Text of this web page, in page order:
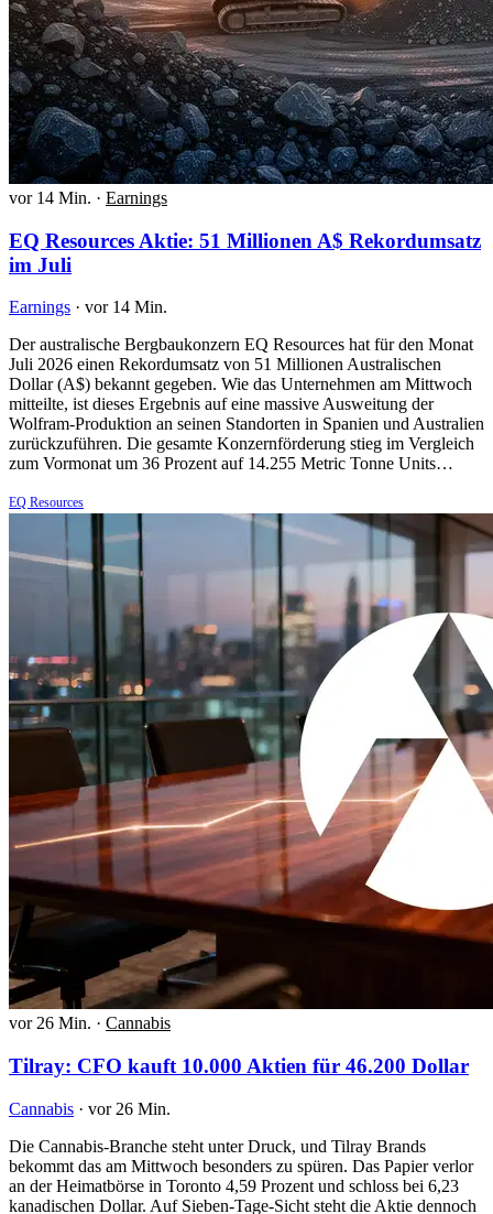
vor 14 Min. · Earnings
EQ Resources Aktie: 51 Millionen A$ Rekordumsatz
im Juli
Earnings · vor 14 Min.
Der australische Bergbaukonzern EQ Resources hat für den Monat
Juli 2026 einen Rekordumsatz von 51 Millionen Australischen
Dollar (A$) bekannt gegeben. Wie das Unternehmen am Mittwoch
mitteilte, ist dieses Ergebnis auf eine massive Ausweitung der
Wolfram-Produktion an seinen Standorten in Spanien und Australien
zurückzuführen. Die gesamte Konzernförderung stieg im Vergleich
zum Vormonat um 36 Prozent auf 14.255 Metric Tonne Units…
EQ Resources
vor 26 Min. · Cannabis
Tilray: CFO kauft 10.000 Aktien für 46.200 Dollar
Cannabis · vor 26 Min.
Die Cannabis-Branche steht unter Druck, und Tilray Brands
bekommt das am Mittwoch besonders zu spüren. Das Papier verlor
an der Heimatbörse in Toronto 4,59 Prozent und schloss bei 6,23
kanadischen Dollar. Auf Sieben-Tage-Sicht steht die Aktie dennoch